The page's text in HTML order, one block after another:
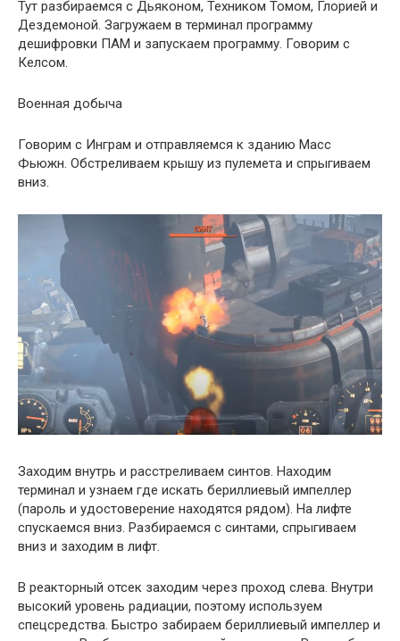
Тут разбираемся с Дьяконом, Техником Томом, Глорией и
Дездемоной. Загружаем в терминал программу
дешифровки ПАМ и запускаем программу. Говорим с
Келсом.
Военная добыча
Говорим с Инграм и отправляемся к зданию Масс
Фьюжн. Обстреливаем крышу из пулемета и спрыгиваем
вниз.
Заходим внутрь и расстреливаем синтов. Находим
терминал и узнаем где искать бериллиевый импеллер
(пароль и удостоверение находятся рядом). На лифте
спускаемся вниз. Разбираемся с синтами, спрыгиваем
вниз и заходим в лифт.
В реакторный отсек заходим через проход слева. Внутри
высокий уровень радиации, поэтому используем
спецсредства. Быстро забираем бериллиевый импеллер и